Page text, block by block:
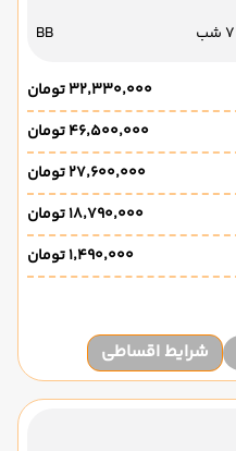
7 شب BB
۳۲٬۳۳۰٬۰۰۰ تومان
۴۶٬۵۰۰٬۰۰۰ تومان
۲۷٬۶۰۰٬۰۰۰ تومان
۱۸٬۷۹۰٬۰۰۰ تومان
۱٬۴۹۰٬۰۰۰ تومان
شرایط اقساطی